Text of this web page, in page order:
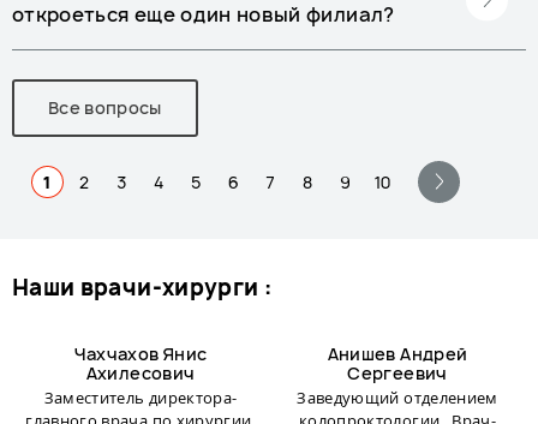
откроеться еще один новый филиал?
Все вопросы
1 2 3 4 5 6 7 8 9 10
наши врачи-хирурги :
Чахчахов Янис
Ахилесович
Заместитель директора-
Анишев Андрей
Сергеевич
Заведующий отделением